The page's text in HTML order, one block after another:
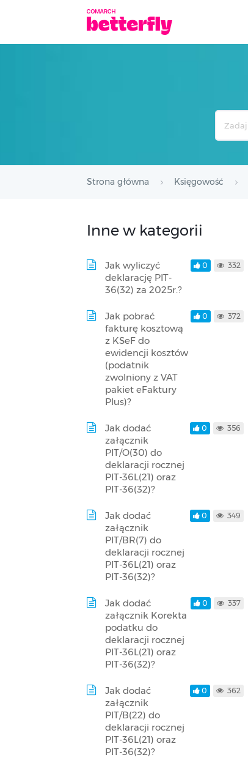
Strona główna Księgowość
Inne w kategorii
Jak wyliczyć
deklarację PIT-
36(32) za 2025r.?
0 332
Jak pobrać
fakturę kosztową
z KSeF do
ewidencji kosztów
(podatnik
zwolniony z VAT
pakiet eFaktury
Plus)?
0 372
Jak dodać
załącznik
PIT/O(30) do
deklaracji rocznej
PIT-36L(21) oraz
PIT-36(32)?
0 356
Jak dodać
załącznik
PIT/BR(7) do
deklaracji rocznej
PIT-36L(21) oraz
PIT-36(32)?
0 349
Jak dodać
załącznik Korekta
podatku do
deklaracji rocznej
PIT-36L(21) oraz
PIT-36(32)?
0 337
Jak dodać
załącznik
PIT/B(22) do
deklaracji rocznej
PIT-36L(21) oraz
PIT-36(32)?
0 362